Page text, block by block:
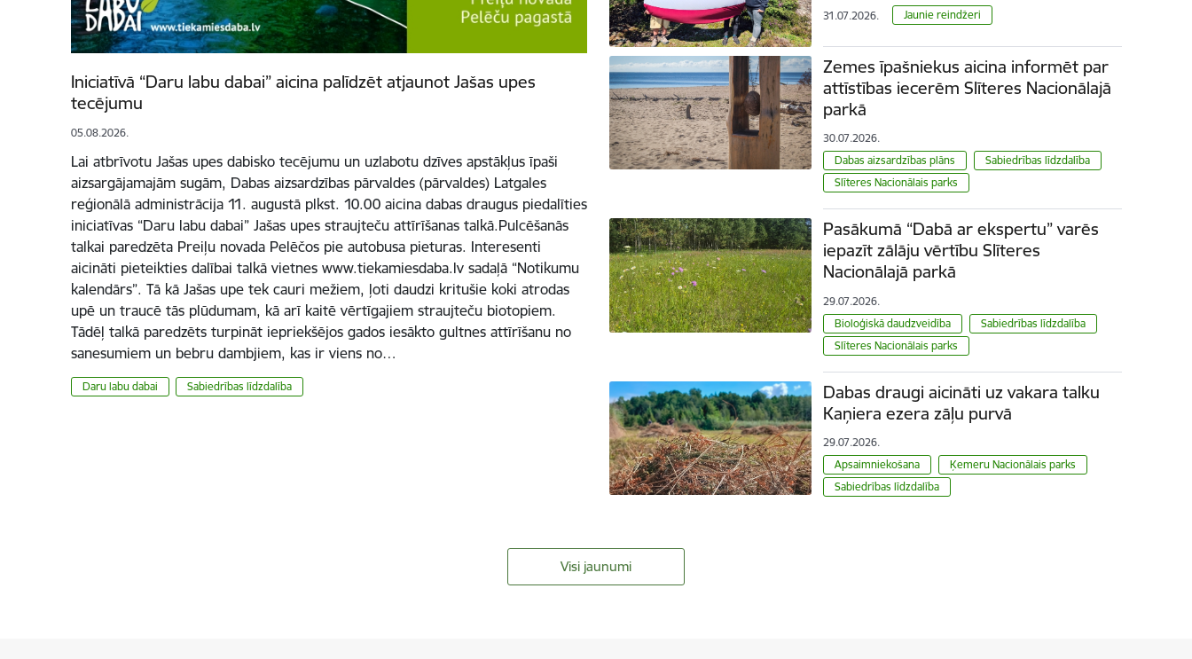
Iniciatīvā “Daru labu dabai” aicina palīdzēt atjaunot Jašas upes
tecējumu
05.08.2026.
Lai atbrīvotu Jašas upes dabisko tecējumu un uzlabotu dzīves apstākļus īpaši
aizsargājamajām sugām, Dabas aizsardzības pārvaldes (pārvaldes) Latgales
reģionālā administrācija 11. augustā plkst. 10.00 aicina dabas draugus piedalīties
iniciatīvas “Daru labu dabai” Jašas upes straujteču attīrīšanas talkā.Pulcēšanās
talkai paredzēta Preiļu novada Pelēčos pie autobusa pieturas. Interesenti
aicināti pieteikties dalībai talkā vietnes www.tiekamiesdaba.lv sadaļā “Notikumu
kalendārs”. Tā kā Jašas upe tek cauri mežiem, ļoti daudzi kritušie koki atrodas
upē un traucē tās plūdumam, kā arī kaitē vērtīgajiem straujteču biotopiem.
Tādēļ talkā paredzēts turpināt iepriekšējos gados iesākto gultnes attīrīšanu no
sanesumiem un bebru dambjiem, kas ir viens no…
Daru labu dabai Sabiedrības līdzdalība
31.07.2026. Jaunie reindžeri
Zemes īpašniekus aicina informēt par
attīstības iecerēm Slīteres Nacionālajā
parkā
30.07.2026.
Dabas aizsardzības plāns
Sabiedrības līdzdalība
Slīteres Nacionālais parks
Pasākumā “Dabā ar ekspertu” varēs
iepazīt zālāju vērtību Slīteres
Nacionālajā parkā
29.07.2026.
Bioloģiskā daudzveidība
Sabiedrības līdzdalība
Slīteres Nacionālais parks
Dabas draugi aicināti uz vakara talku
Kaņiera ezera zāļu purvā
29.07.2026.
Apsaimniekošana
Ķemeru Nacionālais parks
Sabiedrības līdzdalība
Visi jaunumi